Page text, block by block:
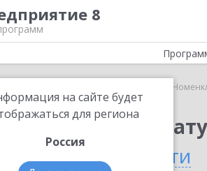
8
на сайте будет
для региона
Россия
области